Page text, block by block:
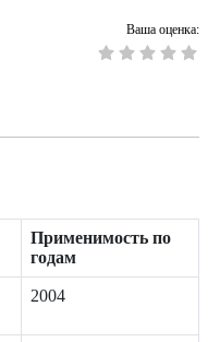
Ваша оценка:
Применимость по
годам
2004